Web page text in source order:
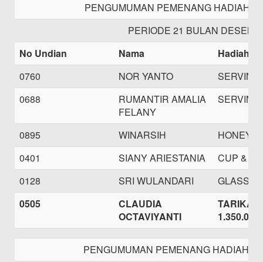
PENGUMUMAN PEMENANG HADIAH
PERIODE 21 BULAN
No Undian
Nama
Hadiah
0760
NOR YANTO
SERVING
0688
RUMANTIR AMALIA
FELANY
SERVING
0895 WINARSIH
HONEY
0401
SIANY ARIESTANIA
CUP &
0128
SRI WULANDARI
GLASS
0505
CLAUDIA
OCTAVIYANTI
TARIKAN
PENGUMUMAN PEMENANG HADIAH